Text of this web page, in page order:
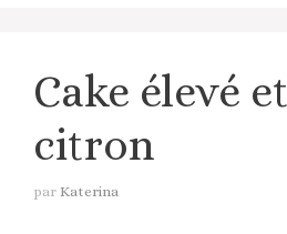
Cake élevé
citron
par Katerina